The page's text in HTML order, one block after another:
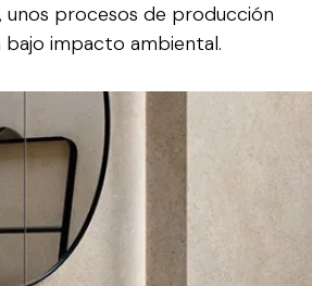
unos procesos de producción
impacto ambiental.